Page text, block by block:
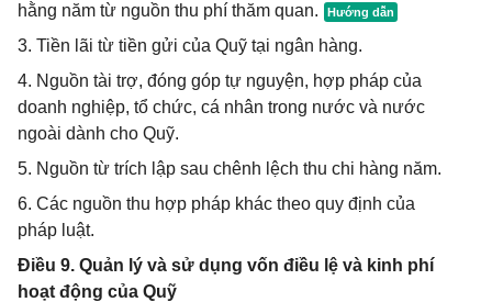
hằng năm từ nguồn thu phí thăm quan.
3. Tiền lãi từ tiền gửi của Quỹ tại ngân hàng.
4. Nguồn tài trợ, đóng góp tự nguyện, hợp pháp của
doanh nghiệp, tổ chức, cá nhân trong nước và nước
ngoài dành cho Quỹ.
5. Nguồn từ trích lập sau chênh lệch thu chi hàng năm.
6. Các nguồn thu hợp pháp khác theo quy định của
pháp luật.
Điều 9. Quản lý và sử dụng vốn điều lệ và kinh phí
hoạt động của Quỹ